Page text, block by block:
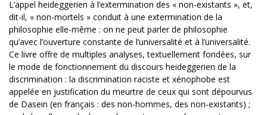
L’appel heideggerien à l’extermination des « non-existants », et,
dit-il, « non-mortels » conduit à une extermination de la
philosophie elle-même : on ne peut parler de philosophie
qu’avec l’ouverture constante de l’universalité et à l’universalité.
Ce livre offre de multiples analyses, textuellement fondées, sur
le mode de fonctionnement du discours heideggerien de la
discrimination : la discrimination raciste et xénophobe est
appelée en justification du meurtre de ceux qui sont dépourvus
de Dasein (en français : des non-hommes, des non-existants) ;